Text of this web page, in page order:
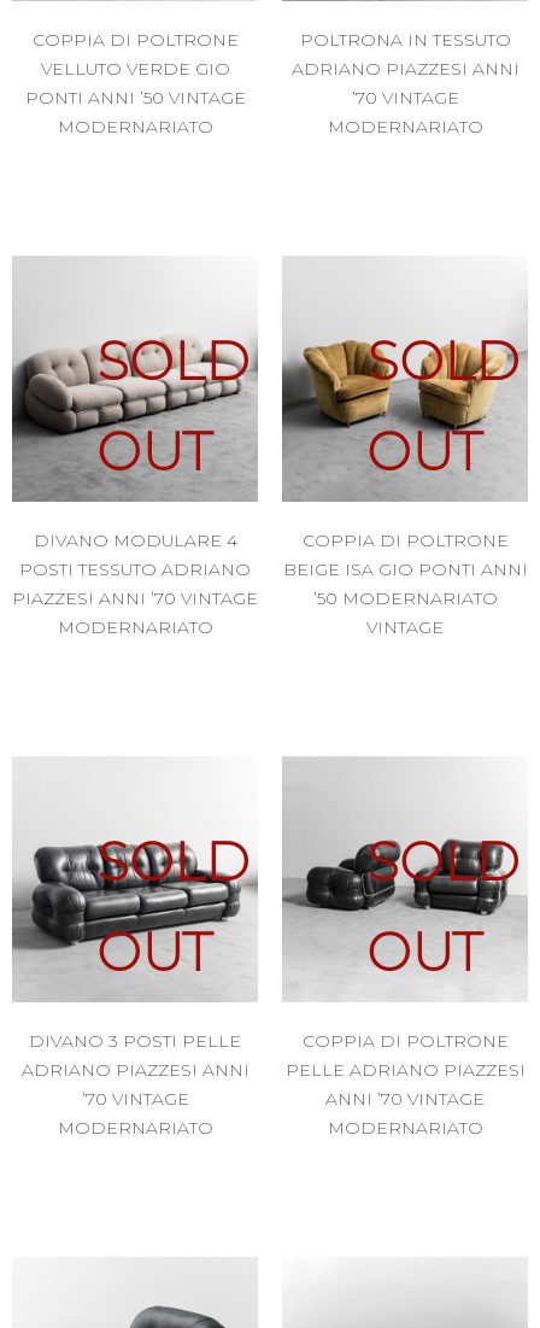
COPPIA DI POLTRONE
VELLUTO VERDE GIO
PONTI ANNI ’50 VINTAGE
MODERNARIATO
POLTRONA IN TESSUTO
ADRIANO PIAZZESI ANNI
’70 VINTAGE
MODERNARIATO
SOLD
OUT
DIVANO MODULARE 4
POSTI TESSUTO ADRIANO
PIAZZESI ANNI ’70 VINTAGE
MODERNARIATO
SOLD
OUT
COPPIA DI POLTRONE
BEIGE ISA GIO PONTI ANNI
’50 MODERNARIATO
VINTAGE
SOLD
OUT
DIVANO 3 POSTI PELLE
ADRIANO PIAZZESI ANNI
’70 VINTAGE
MODERNARIATO
SOLD
OUT
COPPIA DI POLTRONE
PELLE ADRIANO PIAZZESI
ANNI ’70 VINTAGE
MODERNARIATO